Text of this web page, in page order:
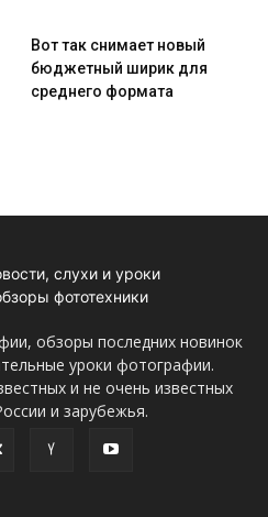
Вот так снимает новый
бюджетный ширик для
среднего формата
обзоры последних новинок
уроки фотографии.
и не очень известных
и зарубежья.